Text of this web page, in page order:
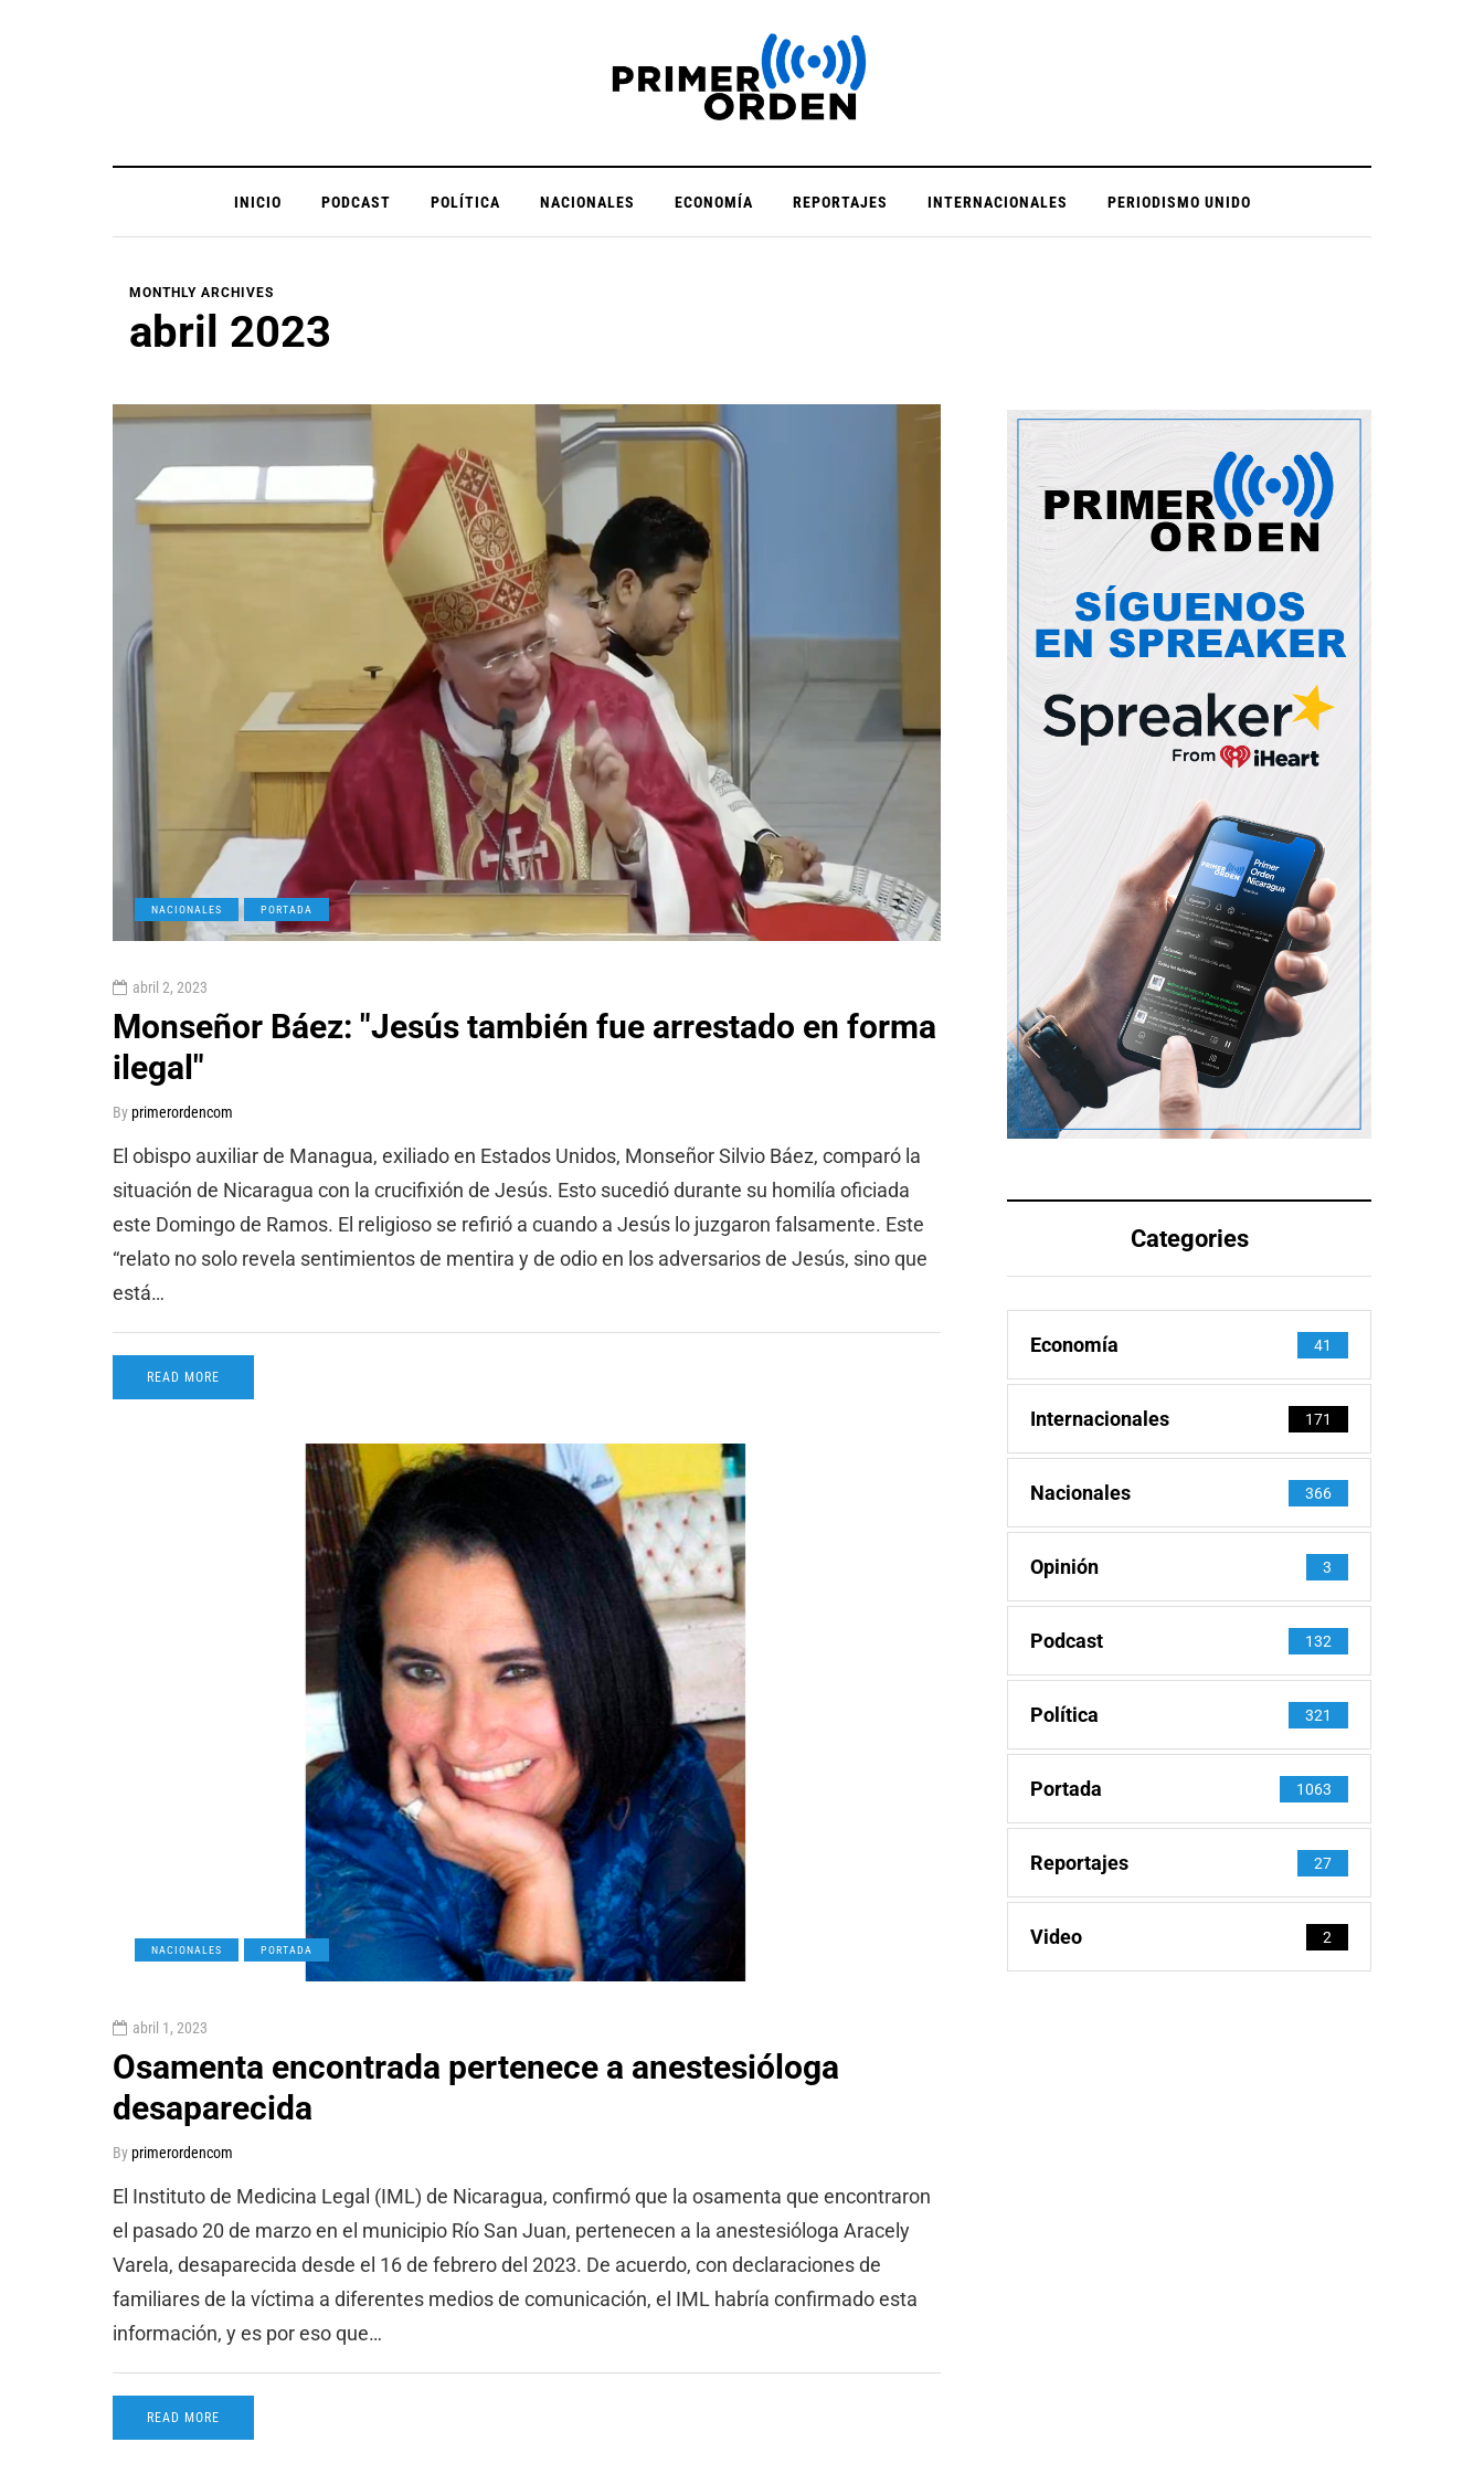
INICIO PODCAST POLÍTICA NACIONALES ECONOMÍA REPORTAJES INTERNACIONALES PERIODISMO UNIDO
MONTHLY ARCHIVES
abril 2023
NACIONALES PORTADA
abril 2, 2023
Monseñor Báez: "Jesús también fue arrestado en forma
ilegal"
Byprimerordencom
El obispo auxiliar de Managua, exiliado en Estados Unidos, Monseñor Silvio Báez, comparó la
situación de Nicaragua con la crucifixión de Jesús. Esto sucedió durante su homilía oficiada
este Domingo de Ramos. El religioso se refirió a cuando a Jesús lo juzgaron falsamente. Este
“relato no solo revela sentimientos de mentira y de odio en los adversarios de Jesús, sino que
está…
READ MORE
NACIONALES PORTADA
abril 1, 2023
Osamenta encontrada pertenece a anestesióloga
desaparecida
Byprimerordencom
El Instituto de Medicina Legal (IML) de Nicaragua, confirmó que la osamenta que encontraron
el pasado 20 de marzo en el municipio Río San Juan, pertenecen a la anestesióloga Aracely
Varela, desaparecida desde el 16 de febrero del 2023. De acuerdo, con declaraciones de
familiares de la víctima a diferentes medios de comunicación, el IML habría confirmado esta
información, y es por eso que…
READ MORE
Categories
Economía 41
Internacionales 171
Nacionales 366
Opinión 3
Podcast 132
Política 321
Portada 1063
Reportajes 27
Video 2